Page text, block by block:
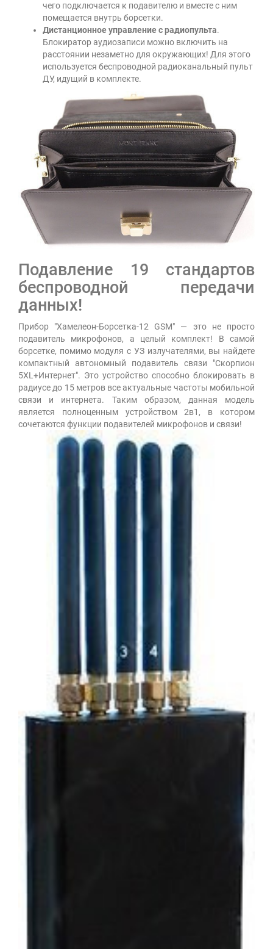
чего подключается к подавителю и вместе с ним
помещается внутрь борсетки.
Дистанционное управление с радиопульта.
Блокиратор аудиозаписи можно включить на
расстоянии незаметно для окружающих! Для этого
используется беспроводной радиоканальный пульт
ДУ, идущий в комплекте.
Подавление 19 стандартов
беспроводной передачи
данных!
Прибор "Хамелеон-Борсетка-12 GSM" — это не просто
подавитель микрофонов, а целый комплект! В самой
борсетке, помимо модуля с УЗ излучателями, вы найдете
компактный автономный подавитель связи "Скорпион
5XL+Интернет". Это устройство способно блокировать в
радиусе до 15 метров все актуальные частоты мобильной
связи и интернета. Таким образом, данная модель
является полноценным устройством 2в1, в котором
сочетаются функции подавителей микрофонов и связи!